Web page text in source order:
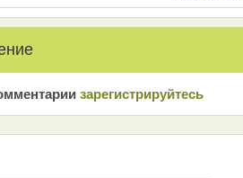
зарeгиcтрирyйтeсь